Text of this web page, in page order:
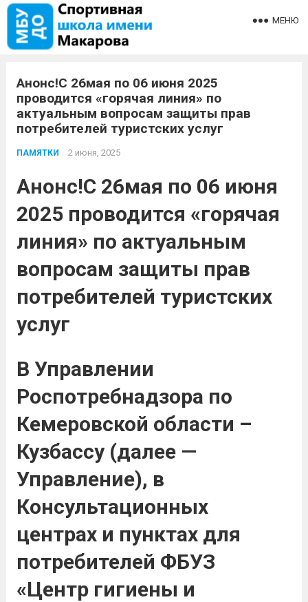
МЕНЮ
Анонс!С 26мая по 06 июня 2025
проводится «горячая линия» по
актуальным вопросам защиты прав
потребителей туристских услуг
ПАМЯТКИ 2 июня, 2025
Анонс!С 26мая по 06 июня
2025проводится «горячая
линия» по актуальным
вопросам защиты прав
потребителей туристских
услуг
В Управлении
Роспотребнадзора по
Кемеровской области –
Кузбассу (далее —
Управление), в
Консультационных
центрах и пунктах для
потребителей ФБУЗ
«Центр гигиены и